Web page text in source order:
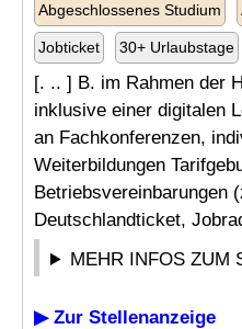
Abgeschlossenes Studium
Jobticket 30+ Urlaubstage
[. .. ] B. im Rahmen der
inklusive einer digitalen
an Fachkonferenzen,
Weiterbildungen
Betriebsvereinbarungen
Deutschlandticket,
MEHR INFOS ZUM
▶ Zur Stellenanzeige